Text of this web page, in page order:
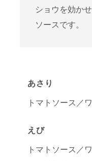
ショウを効か
ソースです。
あさり
トマトソース／
えび
トマトソース／